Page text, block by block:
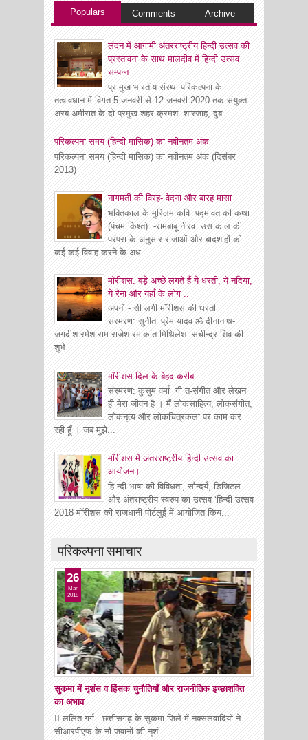
Populars Comments Archive
लंदन में आगामी अंतरराष्ट्रीय हिन्दी उत्सव की
प्रस्तावना के साथ मालदीव में हिन्दी उत्सव
सम्पन्न
प्र मुख भारतीय संस्था परिकल्पना के
तत्वावधान में विगत 5 जनवरी से 12 जनवरी 2020 तक संयुक्त
अरब अमीरात के दो प्रमुख शहर क्रमश: शारजाह, दुब...
परिकल्पना समय (हिन्दी मासिक) का नवीनतम अंक
परिकल्पना समय (हिन्दी मासिक) का नवीनतम अंक (दिसंबर
2013)
नागमती की विरह- वेदना और बारह मासा
भक्तिकाल के मुस्लिम कवि पद्मावत की कथा
(पंचम किश्त) -रामबाबू नीरव उस काल की
परंपरा के अनुसार राजाओं और बादशाहों को
कई कई विवाह करने के अध...
मॉरीशस: बड़े अच्छे लगते हैं ये धरती, ये नदिया,
ये रैना और यहाँ के लोग ..
अपनों - सी लगी मॉरीशस की धरती
संस्मरण: सुनीता प्रेम यादव ॐ दीनानाथ-
जगदीश-रमेश-राम-राजेश-रमाकांत-मिथिलेश -सचीन्द्र-शिव की
शुभे...
माॅरीशस दिल के बेहद करीब
संस्मरण: कुसुम वर्मा गी त-संगीत और लेखन
ही मेरा जीवन है । मैं लोकसाहित्य, लोकसंगीत,
लोकनृत्य और लोकचित्रकला पर काम कर
रही हूँ । जब मुझे...
मॉरीशस में अंतरराष्ट्रीय हिन्दी उत्सव का
आयोजन।
हि न्दी भाषा की विविधता, सौन्दर्य, डिजिटल
और अंतराष्ट्रीय स्वरुप का उत्सव ‘हिन्दी उत्सव
2018 मॉरीशस की राजधानी पोर्टलुई में आयोजित किय...
परिकल्पना समाचार
सुकमा में नृशंस व हिंसक चुनौतियाँ और राजनीतिक इच्छाशक्ति
का अभाव
26
Mar
2018
 ललित गर्ग छत्तीसगढ़ के सुकमा जिले में नक्सलवादियों ने
सीआरपीएफ के नौ जवानों की नृशं...